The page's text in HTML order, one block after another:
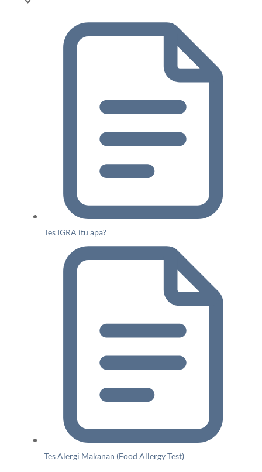
Tes IGRA itu apa?
Tes Alergi Makanan (Food Allergy Test)